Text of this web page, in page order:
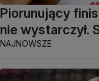
Piorunujący
nie wystarczył.
NAJNOWSZE